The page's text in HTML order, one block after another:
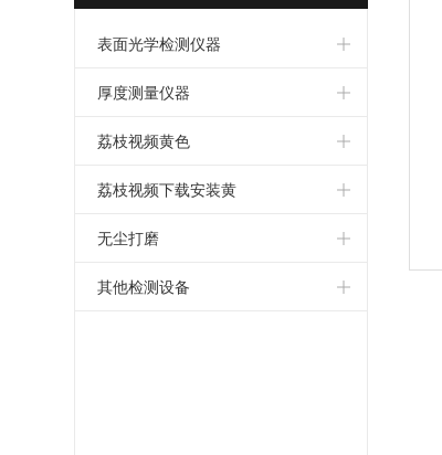
表面光学检测仪器
厚度测量仪器
荔枝视频黄色
荔枝视频下载安装黄
无尘打磨
其他检测设备